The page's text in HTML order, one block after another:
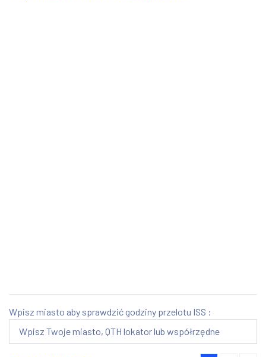
Wpisz miasto aby sprawdzić godziny przelotu ISS :